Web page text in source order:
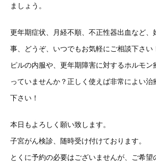
ましょう。
更年期症状、月経不順、不正性器出血など、
事、どうぞ、いつでもお気軽にご相談下さい
ピルの内服や、更年期障害に対するホルモン
っていませんか？正しく使えば非常によい治
下さい！
本日もよろしく願い致します。
子宮がん検診、随時受け付けております。
とくに予約の必要はございませんが、ご希望